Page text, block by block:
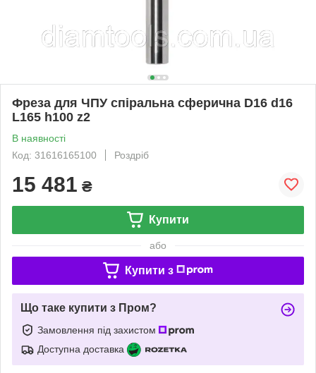
Фреза для ЧПУ спіральна сферична D16 d16
L165 h100 z2
В наявності
Код: 31616165100
Роздріб
15 481 ₴
Купити
або
Купити з
Що таке купити з Пром?
Замовлення під захистом
Доступна доставка